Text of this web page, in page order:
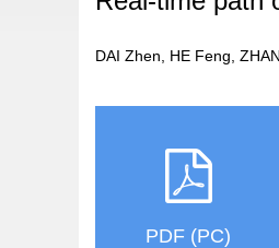
DAI Zhen, HE Feng,
PDF (PC)